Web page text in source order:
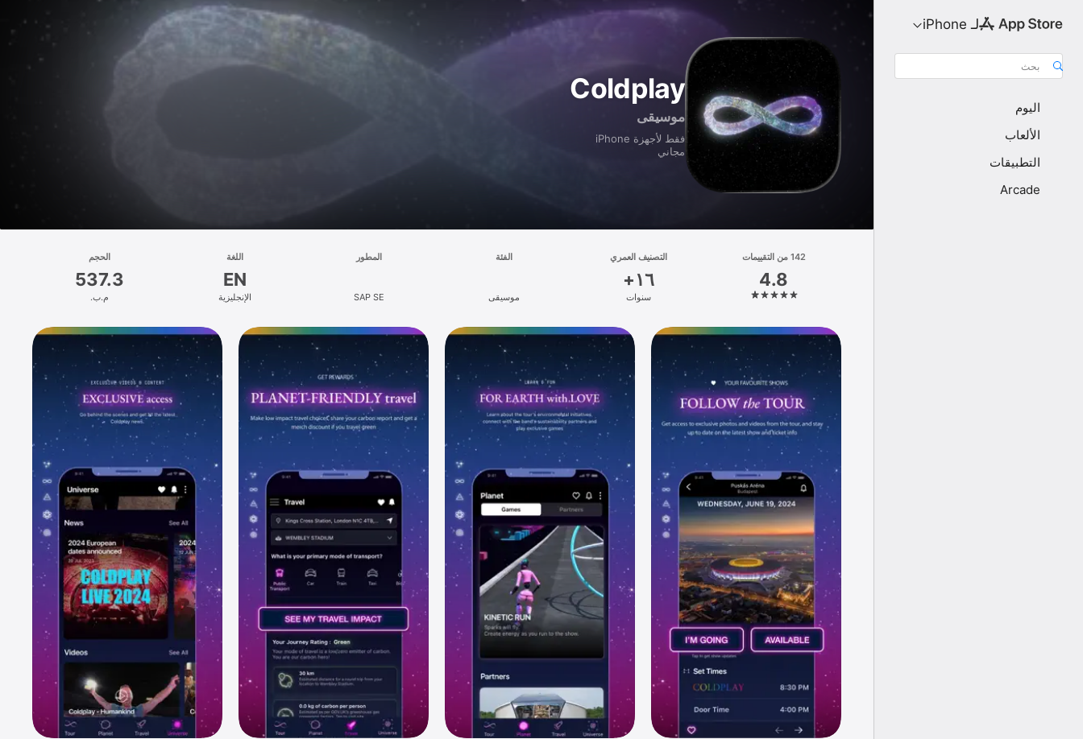
لـ iPhone
بحث
اليوم
الألعاب
التطبيقات
Arcade
Coldplay
موسيقى
فقط لأجهزة iPhone
مجاني
142 من التقييمات
4.8
التصنيف العمري
سنوات
الفئة
موسيقى
المطور
SAP SE
اللغة
EN
الإنجليزية
الحجم
537.3
م.ب.